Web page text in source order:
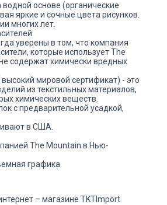
основе (органические
яркие и сочные цвета рисунков.
многих лет.
уверены в том, что компания
которые использует The
содержат химически вредных
мировой сертификат) - это
из текстильных материалов,
химических веществ.
с предварительной усадкой,
в США.
The Mountain в Нью-
графика.
– магазине TKTImport